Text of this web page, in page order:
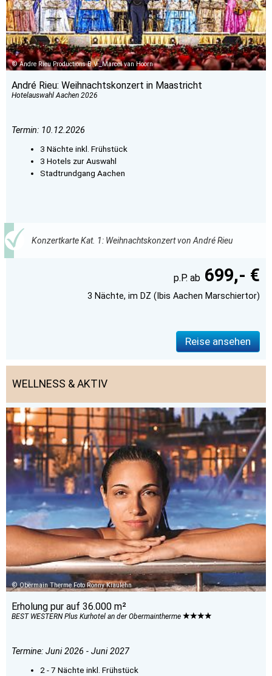
Andre Rieu Productions B.V._Marcel van Hoorn
André Rieu: Weihnachtskonzert in Maastricht
Hotelauswahl Aachen 2026
Termin: 10.12.2026
3 Nächte inkl. Frühstück
3 Hotels zur Auswahl
Stadtrundgang Aachen
Konzertkarte Kat. 1: Weihnachtskonzert von André Rieu
699,- €
3 Nächte, im DZ (Ibis Aachen Marschiertor)
Reise ansehen
WELLNESS & AKTIV
Obermain Therme Foto Ronny Kiaulehn
Erholung pur auf 36.000 m²
BEST WESTERN Plus Kurhotel an der Obermaintherme
Termine: Juni 2026 - Juni 2027
2 - 7 Nächte inkl. Frühstück